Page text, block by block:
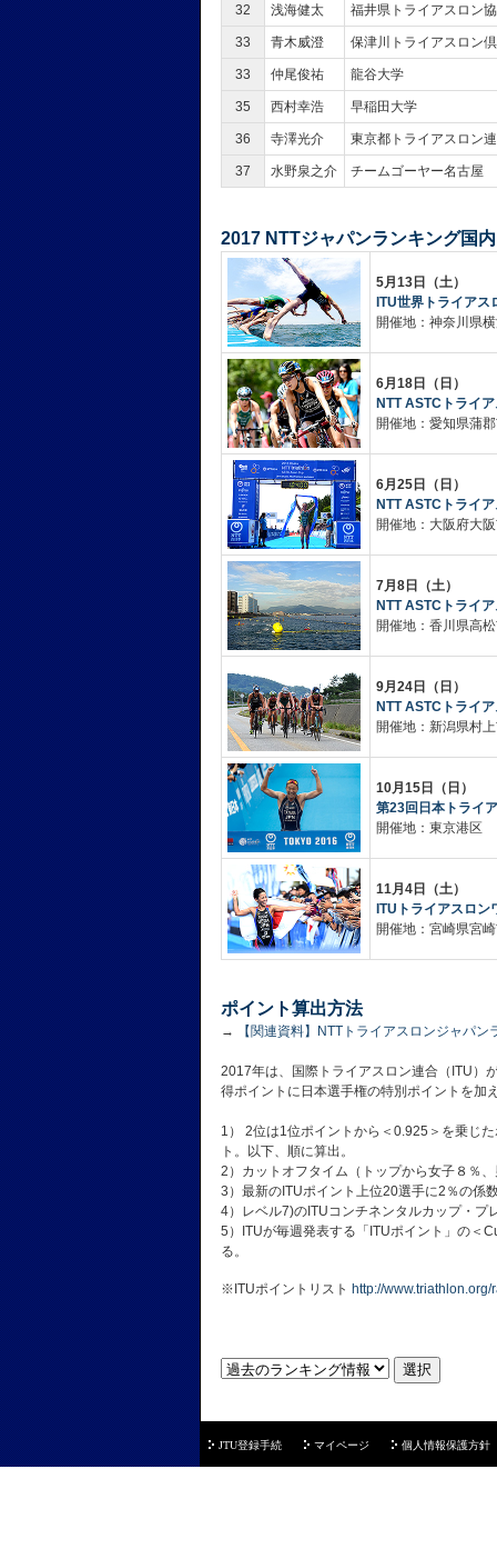
32 浅海健太 福井県トライアスロン
33 青木威澄 保津川トライアスロン
33 仲尾俊祐 龍谷大学
35 西村幸浩 早稲田大学
36 寺澤光介 東京都トライアスロン
37 水野泉之介 チームゴーヤー名古屋
2017 NTTジャパンランキング国
5月13日（土）
ITU世界トライア
開催地：神奈川県
6月18日（日）
NTT ASTCトライ
開催地：愛知県蒲
6月25日（日）
NTT ASTCトライ
開催地：大阪府大
7月8日（土）
NTT ASTCトライ
開催地：香川県高
9月24日（日）
NTT ASTCトライ
開催地：新潟県村
10月15日（日）
第23回日本トライ
開催地：東京港区
11月4日（土）
ITUトライアスロ
開催地：宮崎県宮
ポイント算出方法
→ 【関連資料】NTTトライアスロンジャパ
2017年は、国際トライアスロン連合（ITU）
得ポイントに日本選手権の特別ポイントを加
1） 2位は1位ポイントから＜0.925＞を乗じ
ト。以下、順に算出。
2）カットオフタイム（トップから女子８％
3）最新のITUポイント上位20選手に2％の係
4）レベル7)のITUコンチネンタルカップ・プ
5）ITUが毎週発表する「ITUポイント」の＜
る。
※ITUポイントリスト http://
JTU登録手続 マイページ 個人情報保護方針